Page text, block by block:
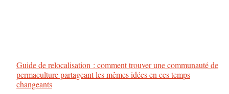
Guide de relocalisation : comment trouver une communauté de
permaculture partageant les mêmes idées en ces temps
changeants